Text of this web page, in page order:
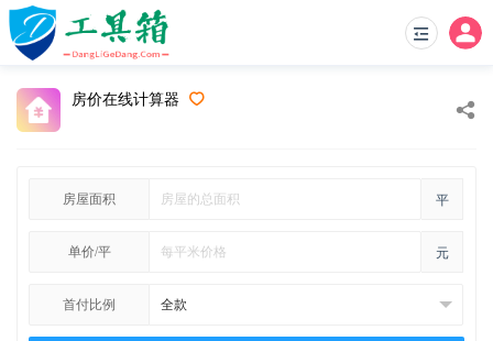
房价在线计算器
房屋面积 平
单价/平 元
首付比例